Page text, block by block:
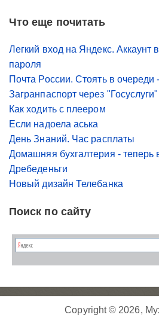
Что еще почитать
Легкий вход на Яндекс. Аккаунт
пароля
Почта России. Стоять в очереди
Загранпаспорт через "Госуслуги"
Как ходить с плеером
Если надоела аська
День Знаний. Час расплаты
Домашняя бухгалтерия - теперь
Дребеденьги
Новый дизайн Телебанка
Поиск по сайту
Copyright © 2026,